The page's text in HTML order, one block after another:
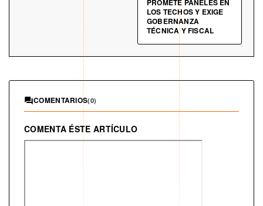
PROMETE PANELES EN
LOS TECHOS Y EXIGE
GOBERNANZA
TÉCNICA Y FISCAL
COMENTARIOS(0)
COMENTA ÉSTE ARTÍCULO